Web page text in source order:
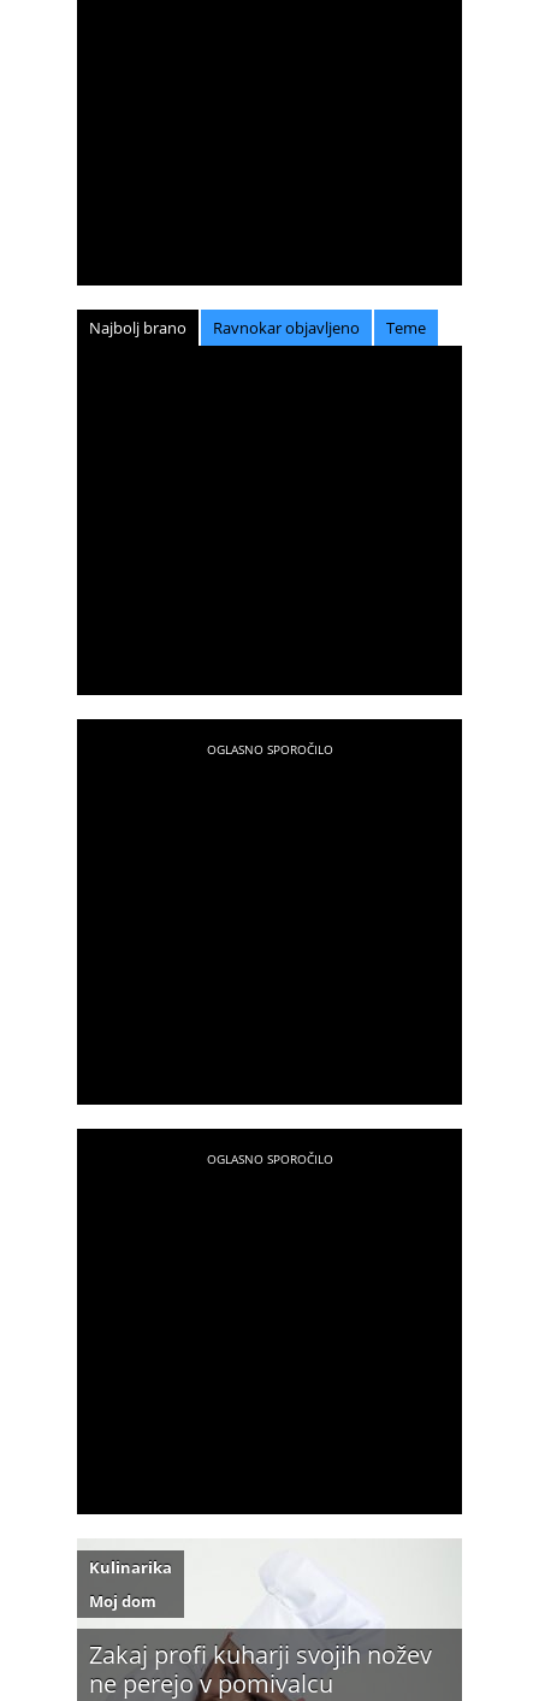
Najbolj brano Ravnokar objavljeno Teme
Zakaj profi kuharji svojih nožev
ne perejo v pomivalcu
Kulinarika
Moj dom